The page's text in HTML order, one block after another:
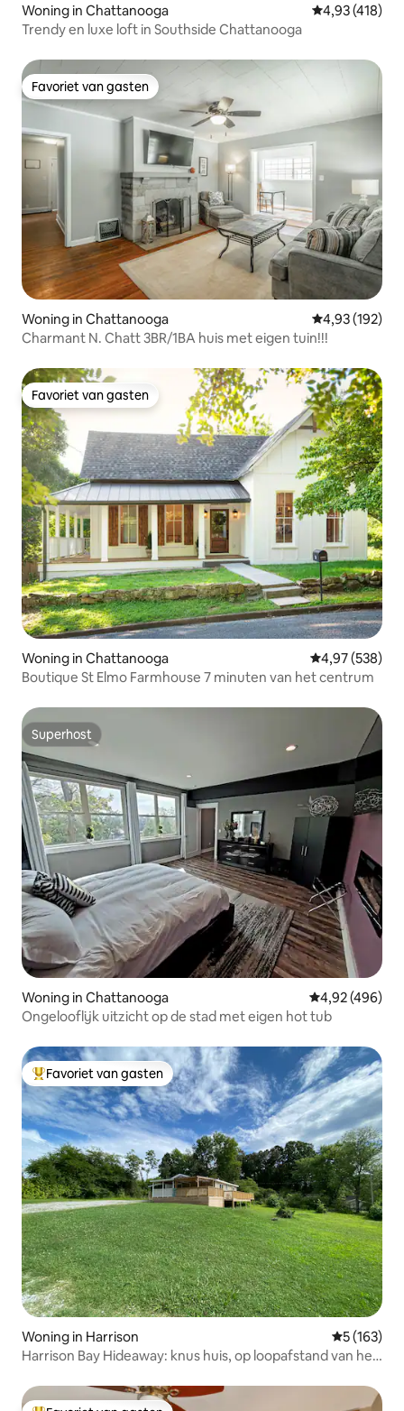
Woning in Chattanooga Gemiddelde
4,93 (418)
Trendy en luxe loft in Southside Chattanooga
Favoriet van gasten
Favoriet van gasten
Woning in Chattanooga Gemiddelde
4,93 (192)
Charmant N. Chatt 3BR/1BA huis met eigen tuin!!!
Favoriet van gasten
Favoriet van gasten
Woning in Chattanooga Gemiddelde
4,97 (538)
Boutique St Elmo Farmhouse 7 minuten van het centrum
Superhost
Superhost
Woning in Chattanooga Gemiddelde
4,92 (496)
Ongelooflijk uitzicht op de stad met eigen hot tub
Topfavoriet van gasten
Favoriet van gasten
Woning in Harrison
5 (163)
Harrison Bay Hideaway: knus huis, op loopafstand van het